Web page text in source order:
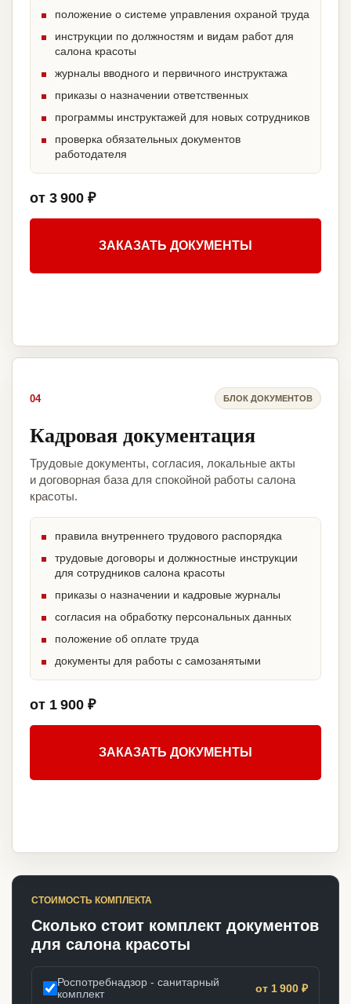
положение о системе управления охраной труда
инструкции по должностям и видам работ для
салона красоты
журналы вводного и первичного инструктажа
приказы о назначении ответственных
программы инструктажей для новых сотрудников
проверка обязательных документов
работодателя
от 3 900 ₽
ЗАКАЗАТЬ ДОКУМЕНТЫ
04 БЛОК ДОКУМЕНТОВ
Кадровая документация
Трудовые документы, согласия, локальные акты
и договорная база для спокойной работы салона
красоты.
правила внутреннего трудового распорядка
трудовые договоры и должностные инструкции
для сотрудников салона красоты
приказы о назначении и кадровые журналы
согласия на обработку персональных данных
положение об оплате труда
документы для работы с самозанятыми
от 1 900 ₽
ЗАКАЗАТЬ ДОКУМЕНТЫ
СТОИМОСТЬ КОМПЛЕКТА
Сколько стоит комплект документов
для салона красоты
Роспотребнадзор - санитарный
комплект
от 1 900 ₽